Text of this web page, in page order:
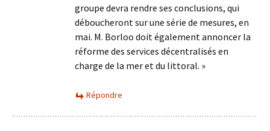
groupe devra rendre ses conclusions, qui
déboucheront sur une série de mesures, en
mai. M. Borloo doit également annoncer la
réforme des services décentralisés en
charge de la mer et du littoral. »
Répondre